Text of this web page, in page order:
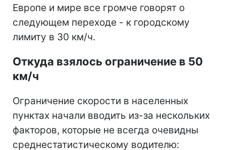
Европе и мире все громче говорят о
следующем переходе - к городскому
лимиту в 30 км/ч.
Откуда взялось ограничение в 50
км/ч
Ограничение скорости в населенных
пунктах начали вводить из-за нескольких
факторов, которые не всегда очевидны
среднестатистическому водителю: